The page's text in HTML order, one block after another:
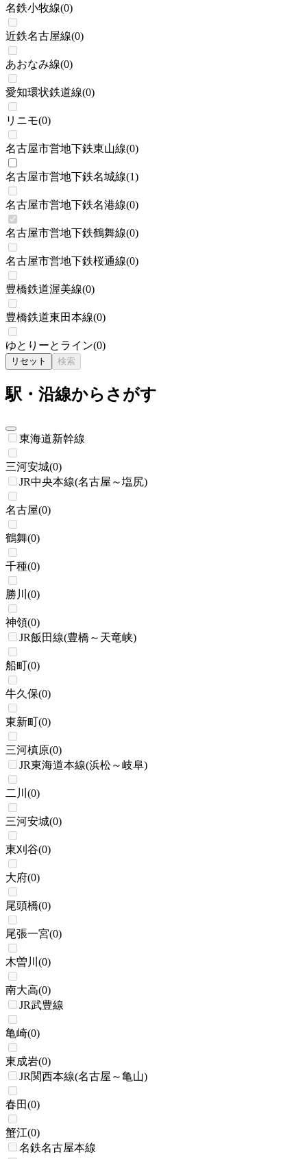
名鉄小牧線(0)
近鉄名古屋線(0)
あおなみ線(0)
愛知環状鉄道線(0)
リニモ(0)
名古屋市営地下鉄東山線(0)
名古屋市営地下鉄名城線(1)
名古屋市営地下鉄名港線(0)
名古屋市営地下鉄鶴舞線(0)
名古屋市営地下鉄桜通線(0)
豊橋鉄道渥美線(0)
豊橋鉄道東田本線(0)
ゆとりーとライン(0)
リセット 検索
駅・沿線からさがす
東海道新幹線
三河安城(0)
JR中央本線(名古屋～塩尻)
名古屋(0)
鶴舞(0)
千種(0)
勝川 (0)
神領(0)
JR飯田線(豊橋～天竜峡)
船町(0)
牛久保(0)
東新町(0)
三河槙原(0)
JR東海道本線(浜松～岐阜)
二川 (0)
三河安城(0)
東刈谷(0)
大府(0)
尾頭橋(0)
尾張一宮(0)
木曽川 (0)
南大高(0)
JR武豊線
亀崎(0)
東成岩(0)
JR関西本線(名古屋～亀山)
春田(0)
蟹江(0)
名鉄名古屋本線